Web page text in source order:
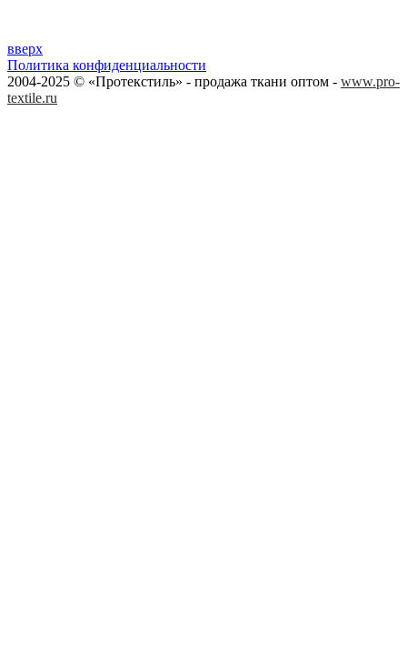
вверх
Политика конфиденциальности
2004-2025 © «Протекстиль» - продажа ткани оптом - www.pro-
textile.ru